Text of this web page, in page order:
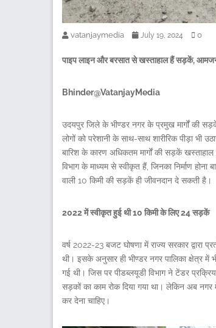
vatanjaymedia July 19, 2024 0
पाइप लाइन और बरसात से खस्ताहाल हैं सड़कें, आमजन
Bhinder@VatanjayMedia
उदयपुर जिले के भीण्डर नगर के प्रमुख मार्गों की
लोगों को परेशानी के साथ-साथ शारीरिक पीड़ा
बारिश के कारण अधिकतम मार्गों की सड़कें
विभाग के माध्यम से स्वीकृत हैं, जिनका निर्माण
वाली 10 किमी की सड़कें ही जीवनदान दे सकती है।
2022 में स्वीकृत हुई थी 10 किमी के लिए 24 सड़कें
वर्ष 2022-23 बजट घोषणा में राज्य सरकार द्वारा
थी। इसके अनुसार ही भीण्डर नगर पालिका क्षेत्र
गई थी। जिस पर पीडब्लयूडी विभाग ने टेंडर
सड़कों का काम रोक दिया गया था। लेकिन अब नगर
कर देना चाहिए।